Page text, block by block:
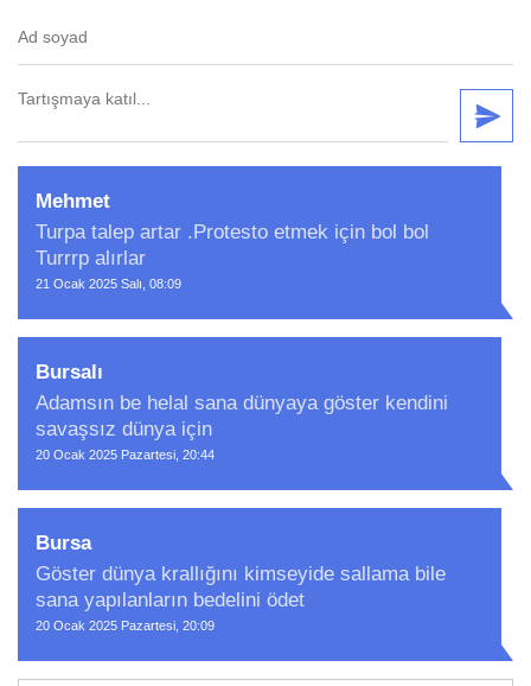
Mehmet
Turpa talep artar .Protesto etmek için bol bol
Turrrp alırlar
21 Ocak 2025 Salı, 08:09
Bursalı
Adamsın be helal sana dünyaya göster kendini
savaşsız dünya için
20 Ocak 2025 Pazartesi, 20:44
Bursa
Göster dünya krallığını kimseyide sallama bile
sana yapılanların bedelini ödet
20 Ocak 2025 Pazartesi, 20:09